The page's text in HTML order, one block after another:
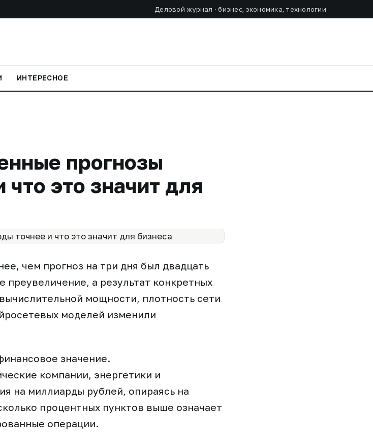
Деловой журнал · бизнес, экономика, технологии
ИНТЕРЕСНОЕ
прогнозы
что это значит для
чем прогноз на три дня был двадцать
преувеличение, а результат конкретных
мощности, плотность сети
моделей изменили
значение.
компании, энергетики и
на миллиарды рублей, опираясь на
процентных пунктов выше означает
операции.